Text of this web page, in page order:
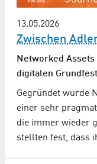
13.05.2026
Zwischen
Networked
digitalen
Gegründet wurde
einer sehr
die immer wieder
stellten fest, dass